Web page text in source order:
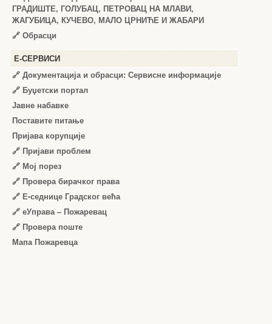
ГРАДИШТЕ, ГОЛУБАЦ, ПЕТРОВАЦ НА МЛАВИ,
ЖАГУБИЦА, КУЧЕВО, МАЛО ЦРНИЋЕ И ЖАБАРИ
🔗 Обрасци
Е-СЕРВИСИ
🔗 Документација и обрасци: Сервисне информације
🔗 Буџетски портал
Јавне набавке
Поставите питање
Пријава корупције
🔗 Пријави проблем
🔗 Мој порез
🔗 Провера бирачког права
🔗 Е-седнице Градског већа
🔗 еУправа – Пожаревац
🔗 Провера поште
Мапа Пожаревца